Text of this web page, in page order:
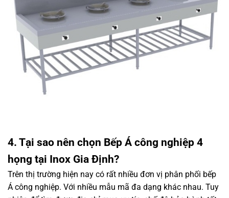
4. Tại sao nên chọn Bếp Á công nghiệp 4
họng tại Inox Gia Định?
Trên thị trường hiện nay có rất nhiều đơn vị phân phối bếp
Á công nghiệp. Với nhiều mẫu mã đa dạng khác nhau. Tuy